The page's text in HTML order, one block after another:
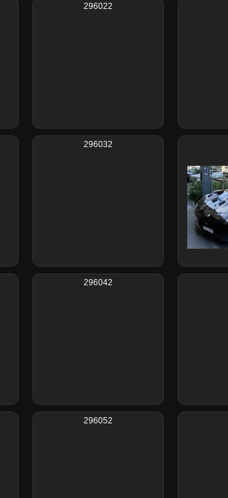
296022
296032
296042
296052